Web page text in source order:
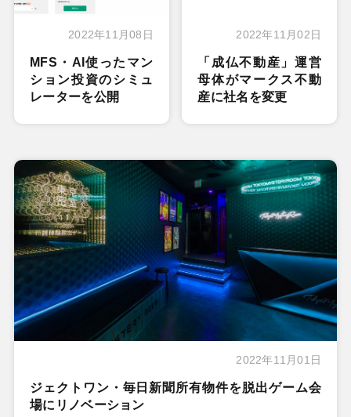
2022年11月08日
MFS・AI使ったマン
ション投資のシミュ
レーターを公開
2022年11月02日
「成仏不動産」運営
母体がマークス不動
産に社名を変更
2022年11月01日
ジェクトワン・毎日新聞所有物件を脱出ゲーム会
場にリノベーション